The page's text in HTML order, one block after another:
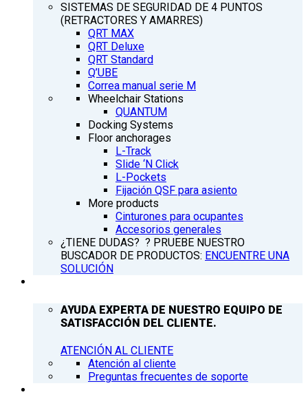
SISTEMAS DE SEGURIDAD DE 4 PUNTOS
(RETRACTORES Y AMARRES)
QRT MAX
QRT Deluxe
QRT Standard
Q’UBE
Correa manual serie M
Wheelchair Stations
QUANTUM
Docking Systems
Floor anchorages
L-Track
Slide ‘N Click
L-Pockets
Fijación QSF para asiento
More products
Cinturones para ocupantes
Accesorios generales
¿TIENE DUDAS? ? PRUEBE NUESTRO
BUSCADOR DE PRODUCTOS: ENCUENTRE UNA
SOLUCIÓN
AYUDA EXPERTA DE NUESTRO EQUIPO DE
SATISFACCIÓN DEL CLIENTE.
ATENCIÓN AL CLIENTE
Atención al cliente
Preguntas frecuentes de soporte